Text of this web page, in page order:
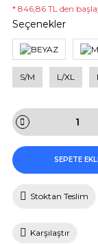
* 846,86 TL den
Seçenekler
S/M L/XL
SEPETE
Stoktan Teslim
Karşılaştır